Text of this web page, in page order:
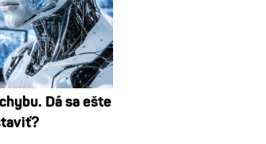
Dá sa ešte